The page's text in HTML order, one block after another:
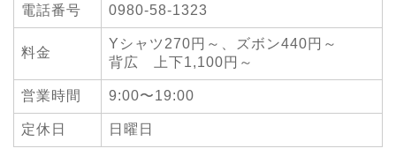
電話番号 0980-58-1323
料金
Yシャツ270円～、ズボン440円～
背広 上下1,100円～
営業時間 9:00〜19:00
定休日 日曜日